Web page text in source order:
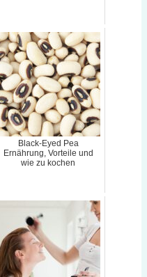
Black-Eyed Pea
Ernährung, Vorteile und
wie zu kochen